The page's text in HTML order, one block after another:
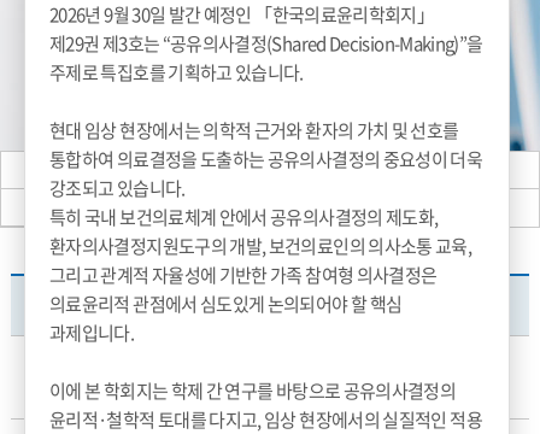
공지사항
타기관소식
갤러리
자료실
번호 제목
관리자
2025-04-01 332
2026년 9월 30일 발간 예정인 「한국의료윤리학회지」
제29권 제3호는 “공유의사결정(Shared Decision-Making)”을
주제로 특집호를 기획하고 있습니다.
현대 임상 현장에서는 의학적 근거와 환자의 가치 및 선호를
통합하여 의료결정을 도출하는 공유의사결정의 중요성이 더욱
강조되고 있습니다.
특히 국내 보건의료체계 안에서 공유의사결정의 제도화,
환자의사결정지원도구의 개발, 보건의료인의 의사소통 교육,
그리고 관계적 자율성에 기반한 가족 참여형 의사결정은
의료윤리적 관점에서 심도있게 논의되어야 할 핵심
과제입니다.
이에 본 학회지는 학제 간 연구를 바탕으로 공유의사결정의
윤리적·철학적 토대를 다지고, 임상 현장에서의 실질적인 적용